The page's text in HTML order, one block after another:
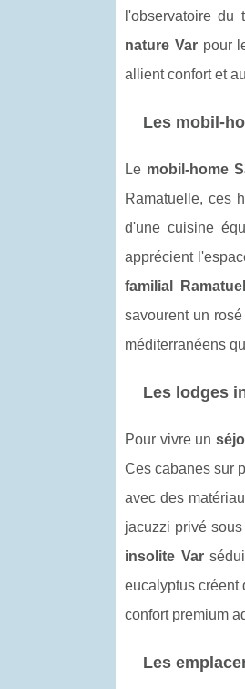
l'observatoire
nature Varpour
allient confort et
Les mobil-
Le mobil-home
Ramatuelle, ces
d'une cuisine
apprécient
familial
savourent un
méditerranéens
Les lodges
Pour vivre un
Ces cabanes sur
avec des
jacuzzi privé
insolite Var
eucalyptus créent
confort premium
Les